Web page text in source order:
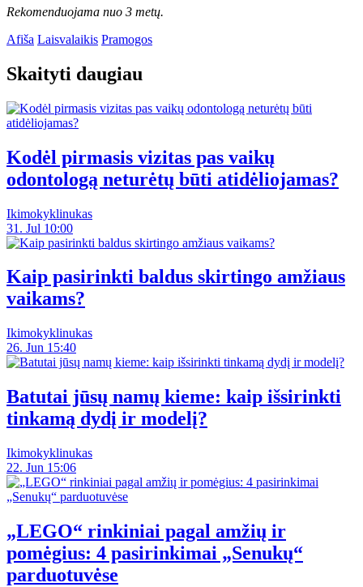
Rekomenduojama nuo 3 metų.
Afiša Laisvalaikis Pramogos
Skaityti daugiau
Kodėl pirmasis vizitas pas vaikų
odontologą neturėtų būti atidėliojamas?
Ikimokyklinukas
31. Jul 10:00
Kaip pasirinkti baldus skirtingo amžiaus
vaikams?
Ikimokyklinukas
26. Jun 15:40
Batutai jūsų namų kieme: kaip išsirinkti
tinkamą dydį ir modelį?
Ikimokyklinukas
22. Jun 15:06
„LEGO“ rinkiniai pagal amžių ir
pomėgius: 4 pasirinkimai „Senukų“
parduotuvėse